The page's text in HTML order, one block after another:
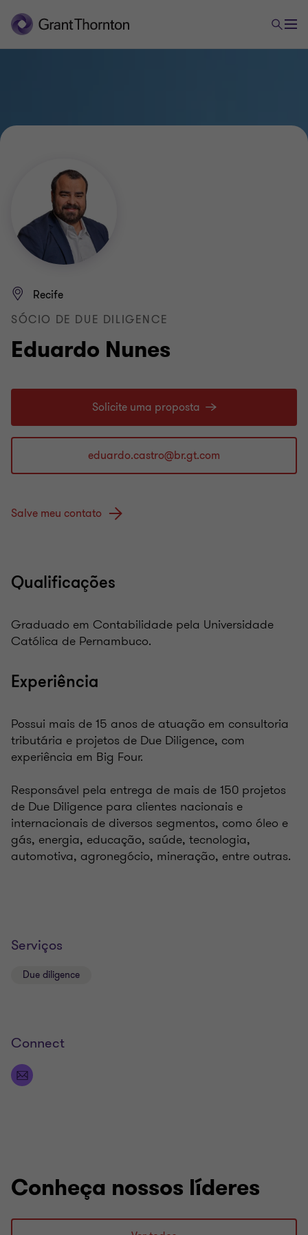
Eduardo Nunes
Recife
SÓCIO DE DUE DILIGENCE
Solicite uma proposta
Salve meu contato
Qualificações
Graduado em Contabilidade pela Universidade
Católica de Pernambuco.
Experiência
Possui mais de 15 anos de atuação em consultoria
tributária e projetos de Due Diligence, com
experiência em Big Four.
Responsável pela entrega de mais de 150 projetos
de Due Diligence para clientes nacionais e
internacionais de diversos segmentos, como óleo e
gás, energia, educação, saúde, tecnologia,
automotiva, agronegócio, mineração, entre outras.
Serviços
Due diligence
Connect
Conheça nossos líderes